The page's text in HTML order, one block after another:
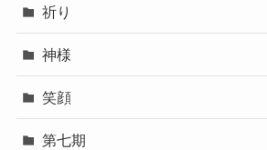
祈り
神様
笑顔
第七期